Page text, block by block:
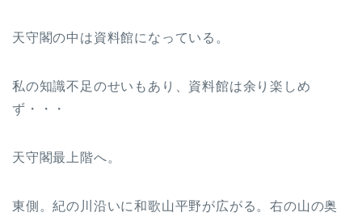
天守閣の中は資料館になっている。
私の知識不足のせいもあり、資料館は余り楽しめ
ず・・・
天守閣最上階へ。
東側。紀の川沿いに和歌山平野が広がる。右の山の奥